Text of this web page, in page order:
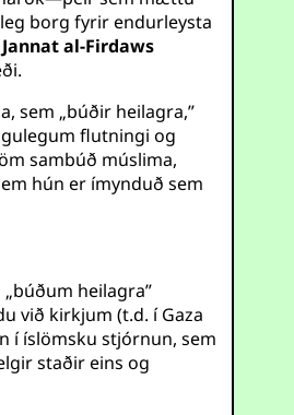
borg fyrir endurleysta
Jannat al-Firdaws
sem „búðir heilagra,”
flutningi og
sambúð múslima,
hún er ímynduð sem
heilagra”
við kirkjum (t.d. í Gaza
í íslömsku stjórnun, sem
staðir eins og